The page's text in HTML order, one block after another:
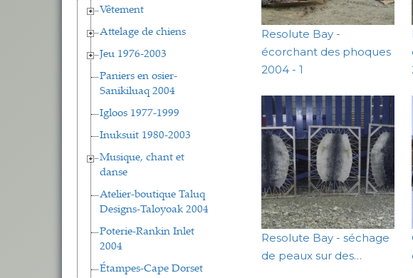
Vêtement
Attelage de chiens
Jeu 1976-2003
Paniers en osier-
Sanikiluaq 2004
Igloos 1977-1999
Inuksuit 1980-2003
Musique, chant et
danse
Atelier-boutique Taluq
Designs-Taloyoak 2004
Poterie-Rankin Inlet
2004
Étampes-Cape Dorset
Resolute Bay -
écorchant des phoques
2004 - 1
Resolute Bay - séchage
de peaux sur des…